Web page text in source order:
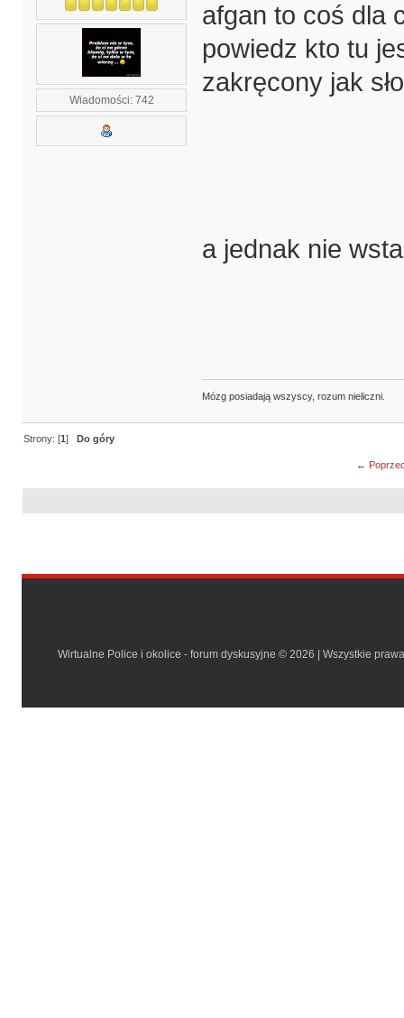
Wiadomości: 742
afgan to coś dla
powiedz kto tu
zakręcony jak
a jednak nie
Mózg posiadają wszyscy, rozum nieliczni.
Strony: [1] Do góry
←
Wirtualne Police i okolice - forum dyskusyjne © 2026 | Wszystkie